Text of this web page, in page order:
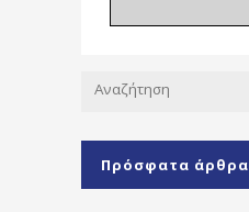
Πρόσφατα άρθρα